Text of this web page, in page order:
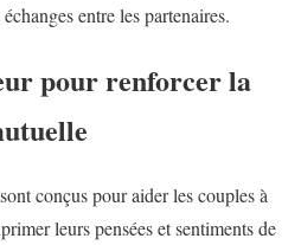
entre les partenaires.
pour renforcer la
conçus pour aider les couples à
leurs pensées et sentiments de